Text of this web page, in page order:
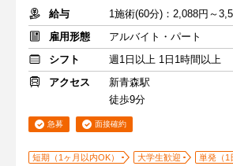
給与
1施術(60分)：2,088円～
雇用形態
アルバイト・パート
シフト
週1日以上 1日1時間以上
アクセス
新青森駅
徒歩9分
急募 面接確約
短期（1ヶ月以内OK） 大学生歓迎
単発（1